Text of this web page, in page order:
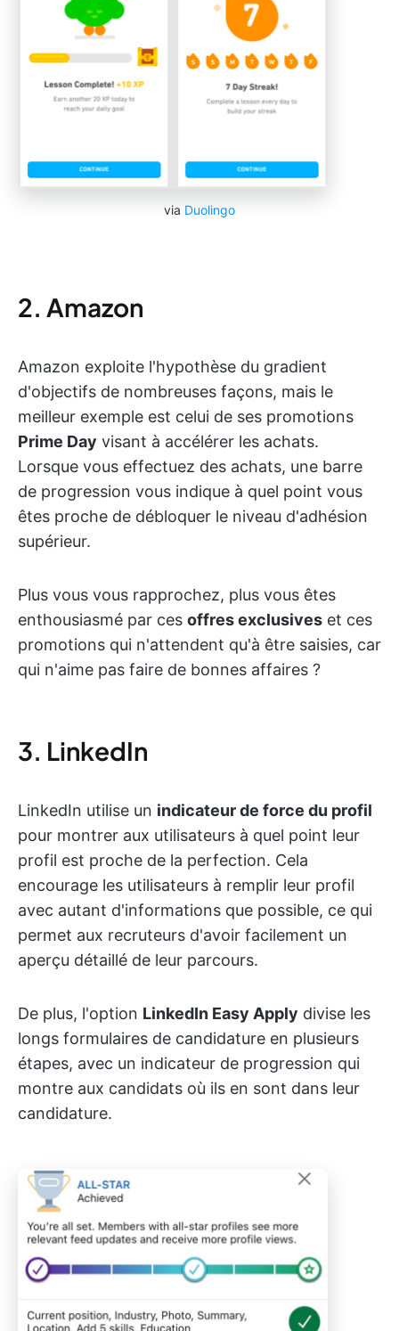
via Duolingo
2. Amazon
Amazon exploite l'hypothèse du gradient
d'objectifs de nombreuses façons, mais le
meilleur exemple est celui de ses promotions
Prime Day visant à accélérer les achats.
Lorsque vous effectuez des achats, une barre
de progression vous indique à quel point vous
êtes proche de débloquer le niveau d'adhésion
supérieur.
Plus vous vous rapprochez, plus vous êtes
enthousiasmé par ces offres exclusives et ces
promotions qui n'attendent qu'à être saisies, car
qui n'aime pas faire de bonnes affaires ?
3. LinkedIn
LinkedIn utilise un indicateur de force du profil
pour montrer aux utilisateurs à quel point leur
profil est proche de la perfection. Cela
encourage les utilisateurs à remplir leur profil
avec autant d'informations que possible, ce qui
permet aux recruteurs d'avoir facilement un
aperçu détaillé de leur parcours.
De plus, l'option LinkedIn Easy Apply divise les
longs formulaires de candidature en plusieurs
étapes, avec un indicateur de progression qui
montre aux candidats où ils en sont dans leur
candidature.